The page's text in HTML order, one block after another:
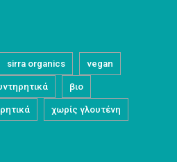
sirra organics vegan
βιο
χωρίς γλουτένη